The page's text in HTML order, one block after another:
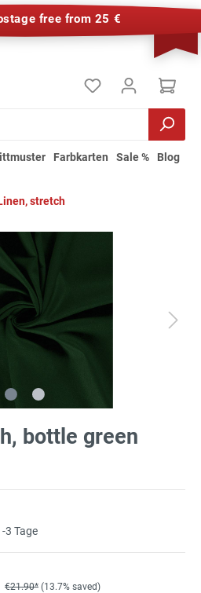
free from 25 €
Farbkarten Sale % Blog
stretch
bottle green
3 Tage
€21.90* (13.7% saved)